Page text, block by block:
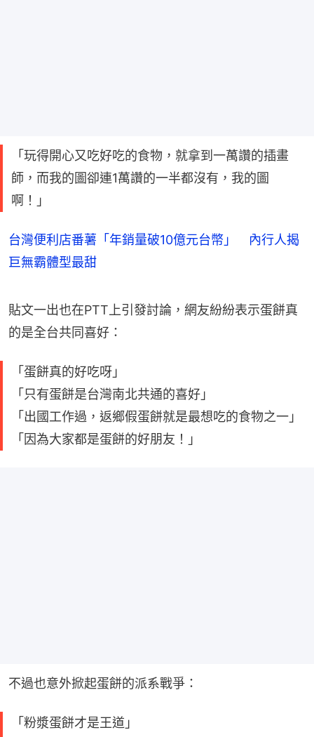
「玩得開心又吃好吃的食物，就拿到一萬讚的插畫
師，而我的圖卻連1萬讚的一半都沒有，我的圖
啊！」
台灣便利店番薯「年銷量破10億元台幣」 內行人揭
巨無霸體型最甜
貼文一出也在PTT上引發討論，網友紛紛表示蛋餅真
的是全台共同喜好：
「蛋餅真的好吃呀」
「只有蛋餅是台灣南北共通的喜好」
「出國工作過，返鄉假蛋餅就是最想吃的食物之一」
「因為大家都是蛋餅的好朋友！」
不過也意外掀起蛋餅的派系戰爭：
「粉漿蛋餅才是王道」